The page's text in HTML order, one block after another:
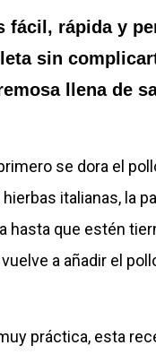
fácil, rápida y
sin
llena de
se dora el
italianas, la
hasta que estén
a añadir el
práctica, esta